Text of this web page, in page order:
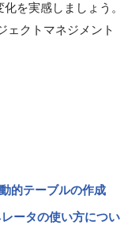
を実感しましょう。
ェクトマネジメント
的テーブルの作成
ータの使い方につい